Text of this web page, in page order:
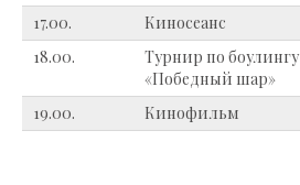
17.00.
Киносеанс
18.00.
Турнир по боулингу
«Победный шар»
19.00. Кинофильм